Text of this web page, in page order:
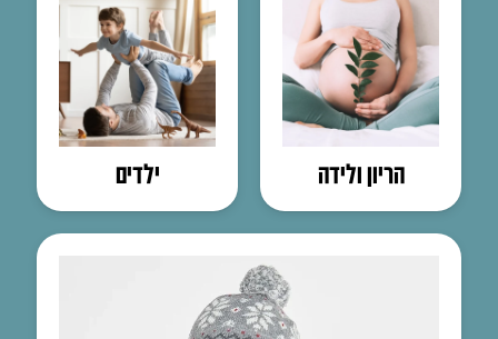
הריון ולידה ילדים